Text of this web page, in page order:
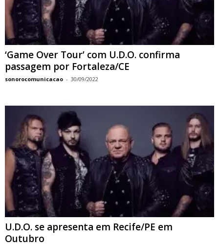
‘Game Over Tour’ com U.D.O. confirma
passagem por Fortaleza/CE
sonorocomunicacao - 30/09/2022
U.D.O. se apresenta em Recife/PE em
Outubro